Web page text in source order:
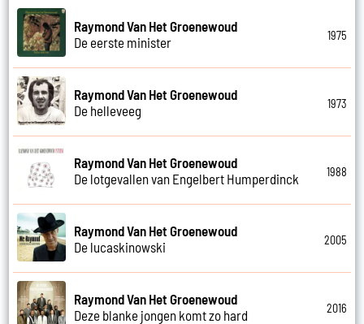
Raymond Van Het Groenewoud
De eerste minister
1975
Raymond Van Het Groenewoud
De helleveeg
1973
Raymond Van Het Groenewoud
De lotgevallen van Engelbert Humperdinck
1988
Raymond Van Het Groenewoud
De lucaskinowski
2005
Raymond Van Het Groenewoud
Deze blanke jongen komt zo hard
2016